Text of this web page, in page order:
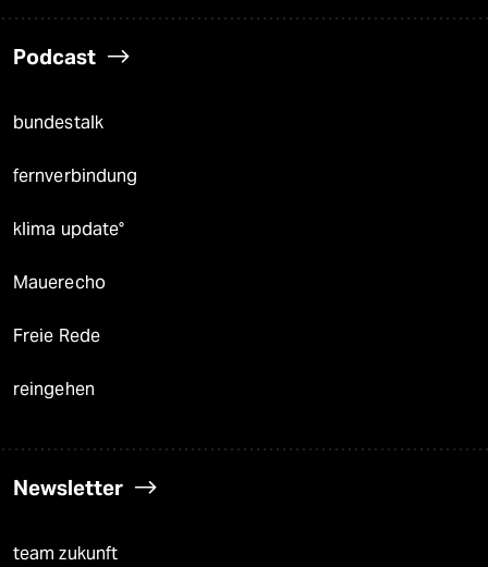
Podcast
bundestalk
fernverbindung
klima update°
Mauerecho
Freie Rede
reingehen
Newsletter
team zukunft